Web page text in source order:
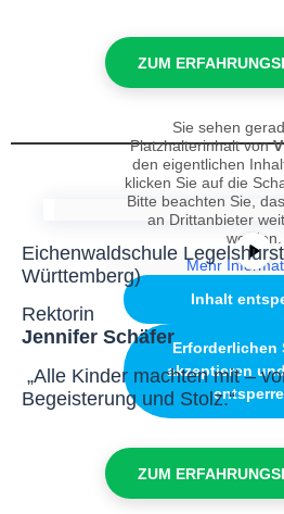
ZUM
Sie sehen
Platzhalterinhalt von
den eigentlichen
klicken Sie auf die
Bitte beachten Sie,
an Drittanbieter
werden.
Mehr
Inhalt
Erforderlichen
akzeptieren
Eichenwaldschule
Württemberg)
Rektorin
Jennifer Schäfer
„Alle Kinder machten mit –
Begeisterung und Stolz.“
ZUM